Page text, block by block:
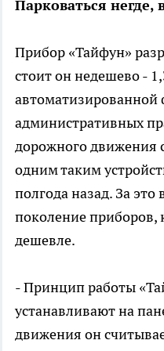
Парковаться негде,
Прибор «Тайфун»
стоит он недешево -
автоматизированной
административных
дорожного движения
одним таким
полгода назад. За
поколение приборов,
дешевле.
- Принцип работы
устанавливают на
движения он